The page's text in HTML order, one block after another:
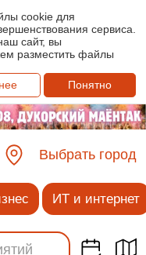
cookie для
сервиса.
сайт, вы
разместить файлы
Понятно
Выбрать город
ИТ и интернет